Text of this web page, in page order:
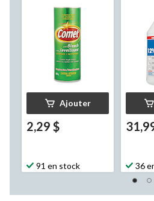
Ajouter
2,29 $
91 en stock 36